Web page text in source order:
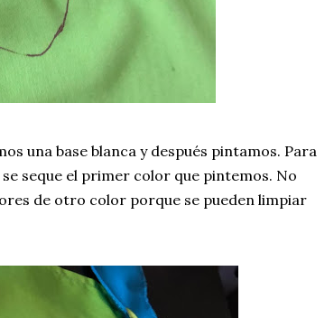
una base blanca y después pintamos. Para
seque el primer color que pintemos. No
de otro color porque se pueden limpiar